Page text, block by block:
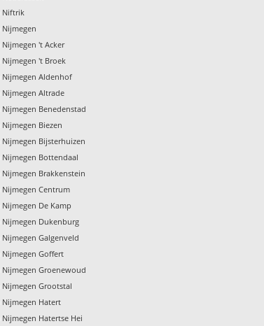
Niftrik
't Acker
't Broek
Aldenhof
Altrade
Benedenstad
Biezen
Bijsterhuizen
Bottendaal
Brakkenstein
Centrum
De Kamp
Dukenburg
Galgenveld
Goffert
Groenewoud
Grootstal
Hatert
Hatertse Hei